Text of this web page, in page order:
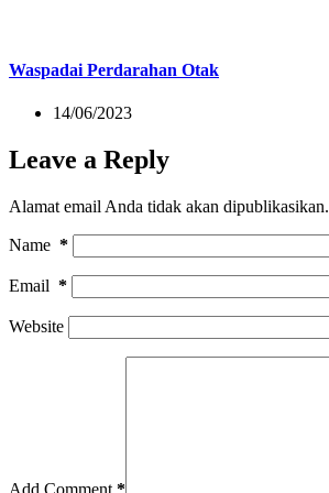
Waspadai Perdarahan Otak
14/06/2023
Leave a Reply
Alamat email Anda tidak akan dipublikasikan.
Name *
Email *
Website
Add Comment *